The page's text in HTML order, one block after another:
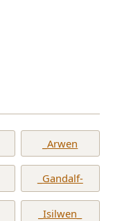
_Arwen
_Gandalf-
_Isilwen_